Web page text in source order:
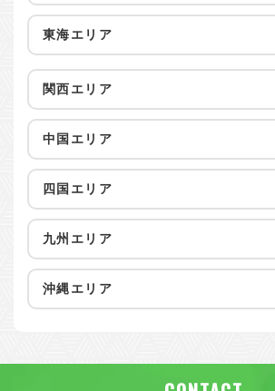
東海エリア
関西エリア
中国エリア
四国エリア
九州エリア
沖縄エリア